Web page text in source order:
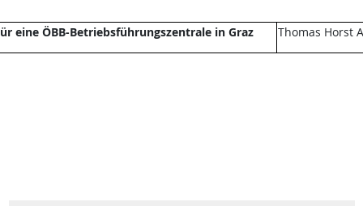
eine ÖBB-Betriebsführungszentrale in Graz Thomas Horst